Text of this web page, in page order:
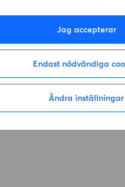
Jag accepterar
Endast nödvändiga
Ändra inställningar